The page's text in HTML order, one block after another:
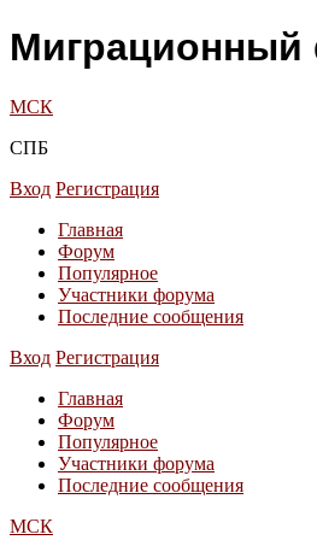
Миграционный
МСК
СПБ
Вход Регистрация
Главная
Форум
Популярное
Участники форума
Последние сообщения
Вход Регистрация
Главная
Форум
Популярное
Участники форума
Последние сообщения
МСК